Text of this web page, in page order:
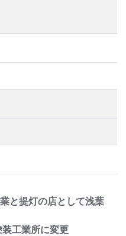
と提灯の店として浅葉
工業所に変更